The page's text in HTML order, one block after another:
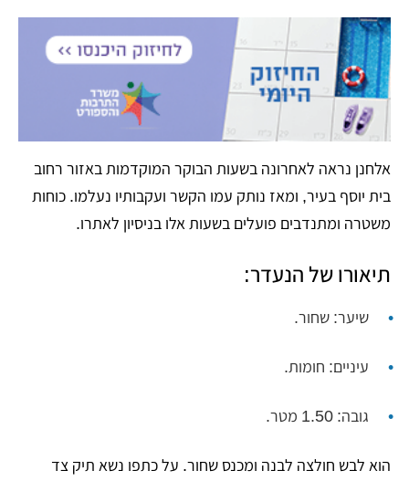
אלחנן נראה לאחרונה בשעות הבוקר המוקדמות באזור רחוב
בית יוסף בעיר, ומאז נותק עמו הקשר ועקבותיו נעלמו. כוחות
משטרה ומתנדבים פועלים בשעות אלו בניסיון לאתרו.
תיאורו של הנעדר:
שיער: שחור.
עיניים: חומות.
גובה: 1.50 מטר.
הוא לבש חולצה לבנה ומכנס שחור. על כתפו נשא תיק צד